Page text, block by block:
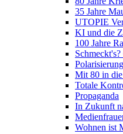
35 Jahre
UTOPIE
KI und die
100 Jahre
Mit 80 in
Totale
Propaganda
In Zukunft
Wohnen ist